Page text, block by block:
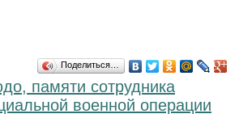
Поделиться…
памяти сотрудника
военной операции